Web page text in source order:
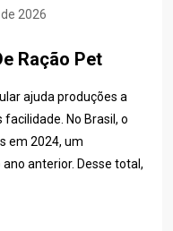
2026
Ração Pet
ajuda produções a
No Brasil, o
em 2024, um
anterior. Desse total,